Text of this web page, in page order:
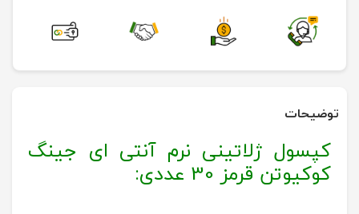
توضیحات
کپسول ژلاتینی نرم آنتی ای جینگ
کوکیوتن قرمز 30 عددی: